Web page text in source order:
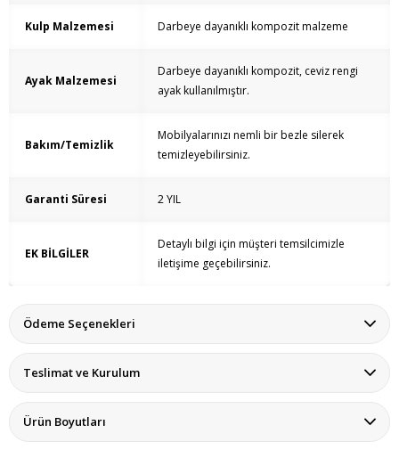
Kulp Malzemesi Darbeye dayanıklı kompozit malzeme
Ayak Malzemesi
Darbeye dayanıklı kompozit, ceviz rengi
ayak kullanılmıştır.
Bakım/Temizlik
Mobilyalarınızı nemli bir bezle silerek
temizleyebilirsiniz.
Garanti Süresi 2 YIL
EK BİLGİLER
Detaylı bilgi için müşteri temsilcimizle
iletişime geçebilirsiniz.
Ödeme Seçenekleri
Teslimat ve Kurulum
Ürün Boyutları